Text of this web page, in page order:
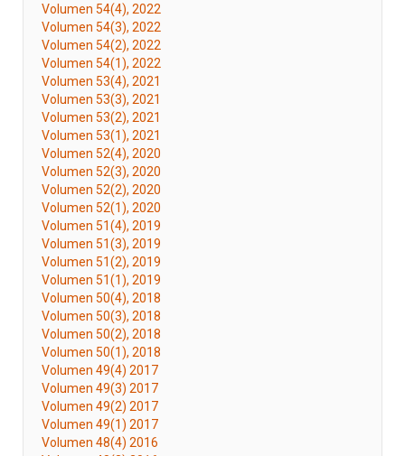
Volumen 54(4), 2022
Volumen 54(3), 2022
Volumen 54(2), 2022
Volumen 54(1), 2022
Volumen 53(4), 2021
Volumen 53(3), 2021
Volumen 53(2), 2021
Volumen 53(1), 2021
Volumen 52(4), 2020
Volumen 52(3), 2020
Volumen 52(2), 2020
Volumen 52(1), 2020
Volumen 51(4), 2019
Volumen 51(3), 2019
Volumen 51(2), 2019
Volumen 51(1), 2019
Volumen 50(4), 2018
Volumen 50(3), 2018
Volumen 50(2), 2018
Volumen 50(1), 2018
Volumen 49(4) 2017
Volumen 49(3) 2017
Volumen 49(2) 2017
Volumen 49(1) 2017
Volumen 48(4) 2016